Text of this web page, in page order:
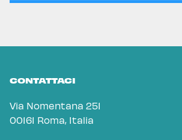
CONTATTACI
Via Nomentana 251
00161 Roma, Italia